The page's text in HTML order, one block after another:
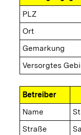
PLZ
Ort
Gemarkung
Versorgtes
Betreiber
Name
Straße